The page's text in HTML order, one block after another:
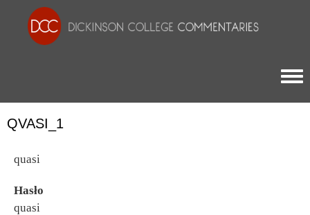
QVASI_1
quasi
Hasło
quasi